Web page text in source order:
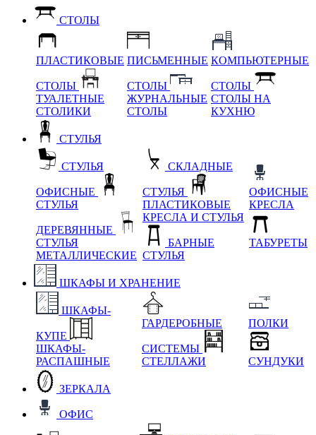
СТОЛЫ
ПЛАСТИКОВЫЕ
СТОЛЫ
ТУАЛЕТНЫЕ
СТОЛИКИ
ПИСЬМЕННЫЕ
СТОЛЫ
ЖУРНАЛЬНЫЕ
СТОЛЫ
КОМПЬЮТЕРНЫЕ
СТОЛЫ
СТОЛЫ НА
КУХНЮ
СТУЛЬЯ
СТУЛЬЯ
ОФИСНЫЕ
СТУЛЬЯ
ДЕРЕВЯННЫЕ
СТУЛЬЯ
МЕТАЛЛИЧЕСКИЕ
СКЛАДНЫЕ
СТУЛЬЯ
ПЛАСТИКОВЫЕ
КРЕСЛА И СТУЛЬЯ
БАРНЫЕ
СТУЛЬЯ
ОФИСНЫЕ
КРЕСЛА
ТАБУРЕТЫ
ШКАФЫ И ХРАНЕНИЕ
ШКАФЫ-
КУПЕ
ШКАФЫ-
РАСПАШНЫЕ
ГАРДЕРОБНЫЕ
СИСТЕМЫ
СТЕЛЛАЖИ
ПОЛКИ
СУНДУКИ
ЗЕРКАЛА
ОФИС